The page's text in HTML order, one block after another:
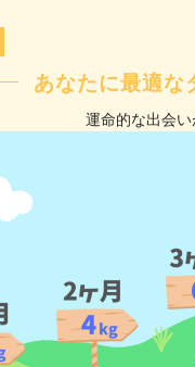
あなたに最適な
運命的な出会